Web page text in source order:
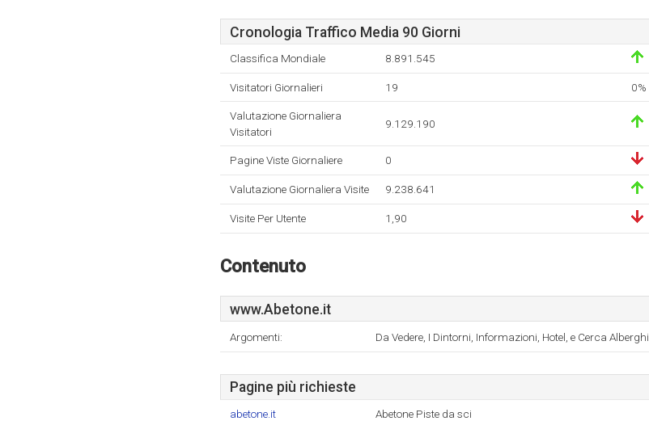
Cronologia Traffico Media 90 Giorni
Classifica Mondiale 8.891.545
Visitatori Giornalieri 19 0%
Valutazione Giornaliera
Visitatori
9.129.190
Pagine Viste Giornaliere 0
Valutazione Giornaliera Visite 9.238.641
Visite Per Utente 1,90
Contenuto
www.Abetone.it
Argomenti: Da Vedere, I Dintorni, Informazioni, Hotel, e Cerca Alberghi.
Pagine più richieste
abetone.it Abetone Piste da sci